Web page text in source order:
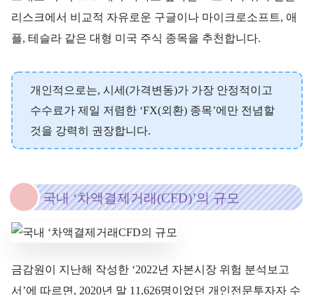
리스크에서 비교적 자유로운 구글이나 마이크로소프트, 애
플, 테슬라 같은 대형 미국 주식 종목을 추천합니다.
개인적으로는, 시세(가격변동)가 가장 안정적이고
수수료가 제일 저렴한 ‘FX(외환) 종목’에만 전념할
것을 강력히 권장합니다.
국내 ‘차액결제거래(CFD)’의 규모
금감원이 지난해 작성한 ‘2022년 자본시장 위험 분석보고
서’에 따르면, 2020년 말 11,626명이었던 개인전문투자자 수